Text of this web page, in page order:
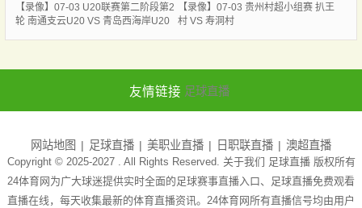
【录像】07-03 U20联赛第二阶段第2
轮 南通支云U20 VS 青岛西海岸U20
【录像】07-03 贵州村超小组赛 扒王
村 VS 寿洞村
友情链接 足球直播
网站地图 足球直播 美职业直播 日职联直播 澳超直播
Copyright © 2025-2027 . All Rights Reserved. 关于我们 足球直播版权所有
24体育网为广大球迷提供实时全面的足球赛事直播入口、足球直播免费观看
直播在线，每天收集最新的体育直播资讯。24体育网所有直播信号均由用户